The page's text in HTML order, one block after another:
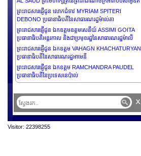
ព្រះរាជសារផ្ញើជូន លោកជំទាវ MYRIAM SPITERI
DEBONO ប្រធានាធិបតីនៃសាធារណរដ្ឋម៉ាល់តា
ព្រះរាជសារផ្ញើជូន ឯកឧត្តមឧត្តមសេនីយ៍ ASSIMI GOITA
ប្រធានាធិបតីអន្តរកាល និងជាប្រមុខរដ្ឋនៃសាធារណរដ្ឋម៉ាលី
ព្រះរាជសារផ្ញើជូន ឯកឧត្តម VAHAGN KHACHATURYAN
ប្រធានាធិបតីនៃសាធារណរដ្ឋអាមេនី
ព្រះរាជសារផ្ញើជូន ឯកឧត្តម RAMCHANDRA PAUDEL
ប្រធានាធិបតីនៃប្រទេសនេប៉ាល់
នៃសាធារណរដ្ឋឈីលី
ព្រះរាជសារផ្ញើជូន ឯកឧត្តម JOSÉ DANIEL ORTEGA
SAAVEDRA ប្រធានាធិបតីនៃសាធារណរដ្ឋនីការ៉ាហ្គរ័
ព្រះរាជសារផ្ញើជូន លោកជំទាវ CLAUDIA SHEINBAUM
x
Visitor: 22398255